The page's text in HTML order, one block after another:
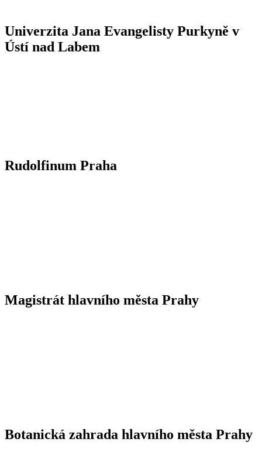
Univerzita Jana Evangelisty Purkyně v
Ústí nad Labem
Rudolfinum Praha
Magistrát hlavního města Prahy
Botanická zahrada hlavního města Prahy